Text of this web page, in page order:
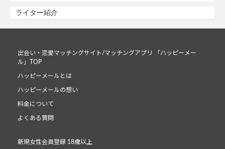
ライター紹介
出会い・恋愛マッチングサイト/マッチングアプリ 「ハッピーメー
ル」TOP
ハッピーメールとは
ハッピーメールの想い
料金について
よくある質問
新規女性会員登録 18歳以上